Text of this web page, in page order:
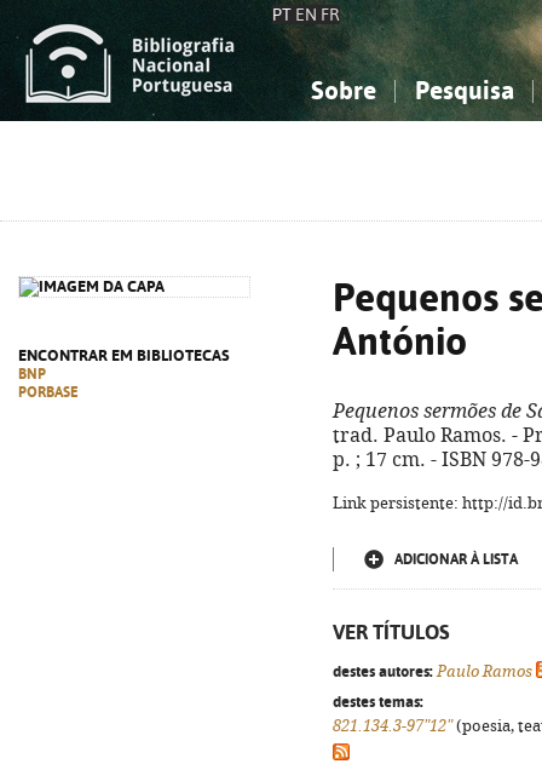
PT EN FR
Sobre Pesquisa
ENCONTRAR EM BIBLIOTECAS
BNP
PORBASE
Pequenos
António
Pequenos sermões de
trad. Paulo Ramos. -
p. ; 17 cm. - ISBN 978-
Link persistente: http://
ADICIONAR À LISTA
VER TÍTULOS
destes autores: Paulo Ramos
destes temas:
821.134.3-97"12"(poesia,